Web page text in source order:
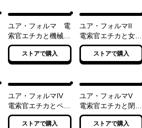
ユア・フォルマ 電
索官エチカと機械仕
掛けの相棒
ストアで購入
ユア・フォルマII
電索官エチカと女王
の三つ子
ストアで購入
ユア・フォルマIV
電索官エチカとペテ
ルブルクの悪夢
ストアで購入
ユア・フォルマV
電索官エチカと閉ざ
された研究都市
ストアで購入